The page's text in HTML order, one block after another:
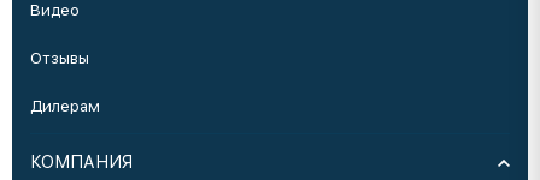
Видео
Отзывы
Дилерам
КОМПАНИЯ